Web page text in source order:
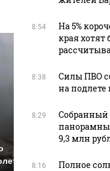
на
Таких
8:54
На 5%
края хотят
8:38
Силы ПВО
на подлете
8:29
Собранный
9,3 млн
8:16
Полное